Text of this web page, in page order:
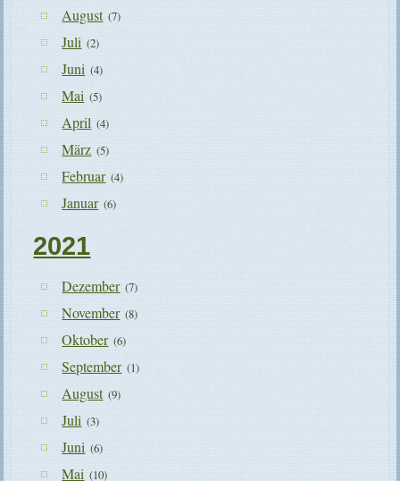
August (7)
Juli (2)
Juni (4)
Mai (5)
April (4)
März (5)
Februar (4)
Januar (6)
2021
Dezember (7)
November (8)
Oktober (6)
September (1)
August (9)
Juli (3)
Juni (6)
Mai (10)